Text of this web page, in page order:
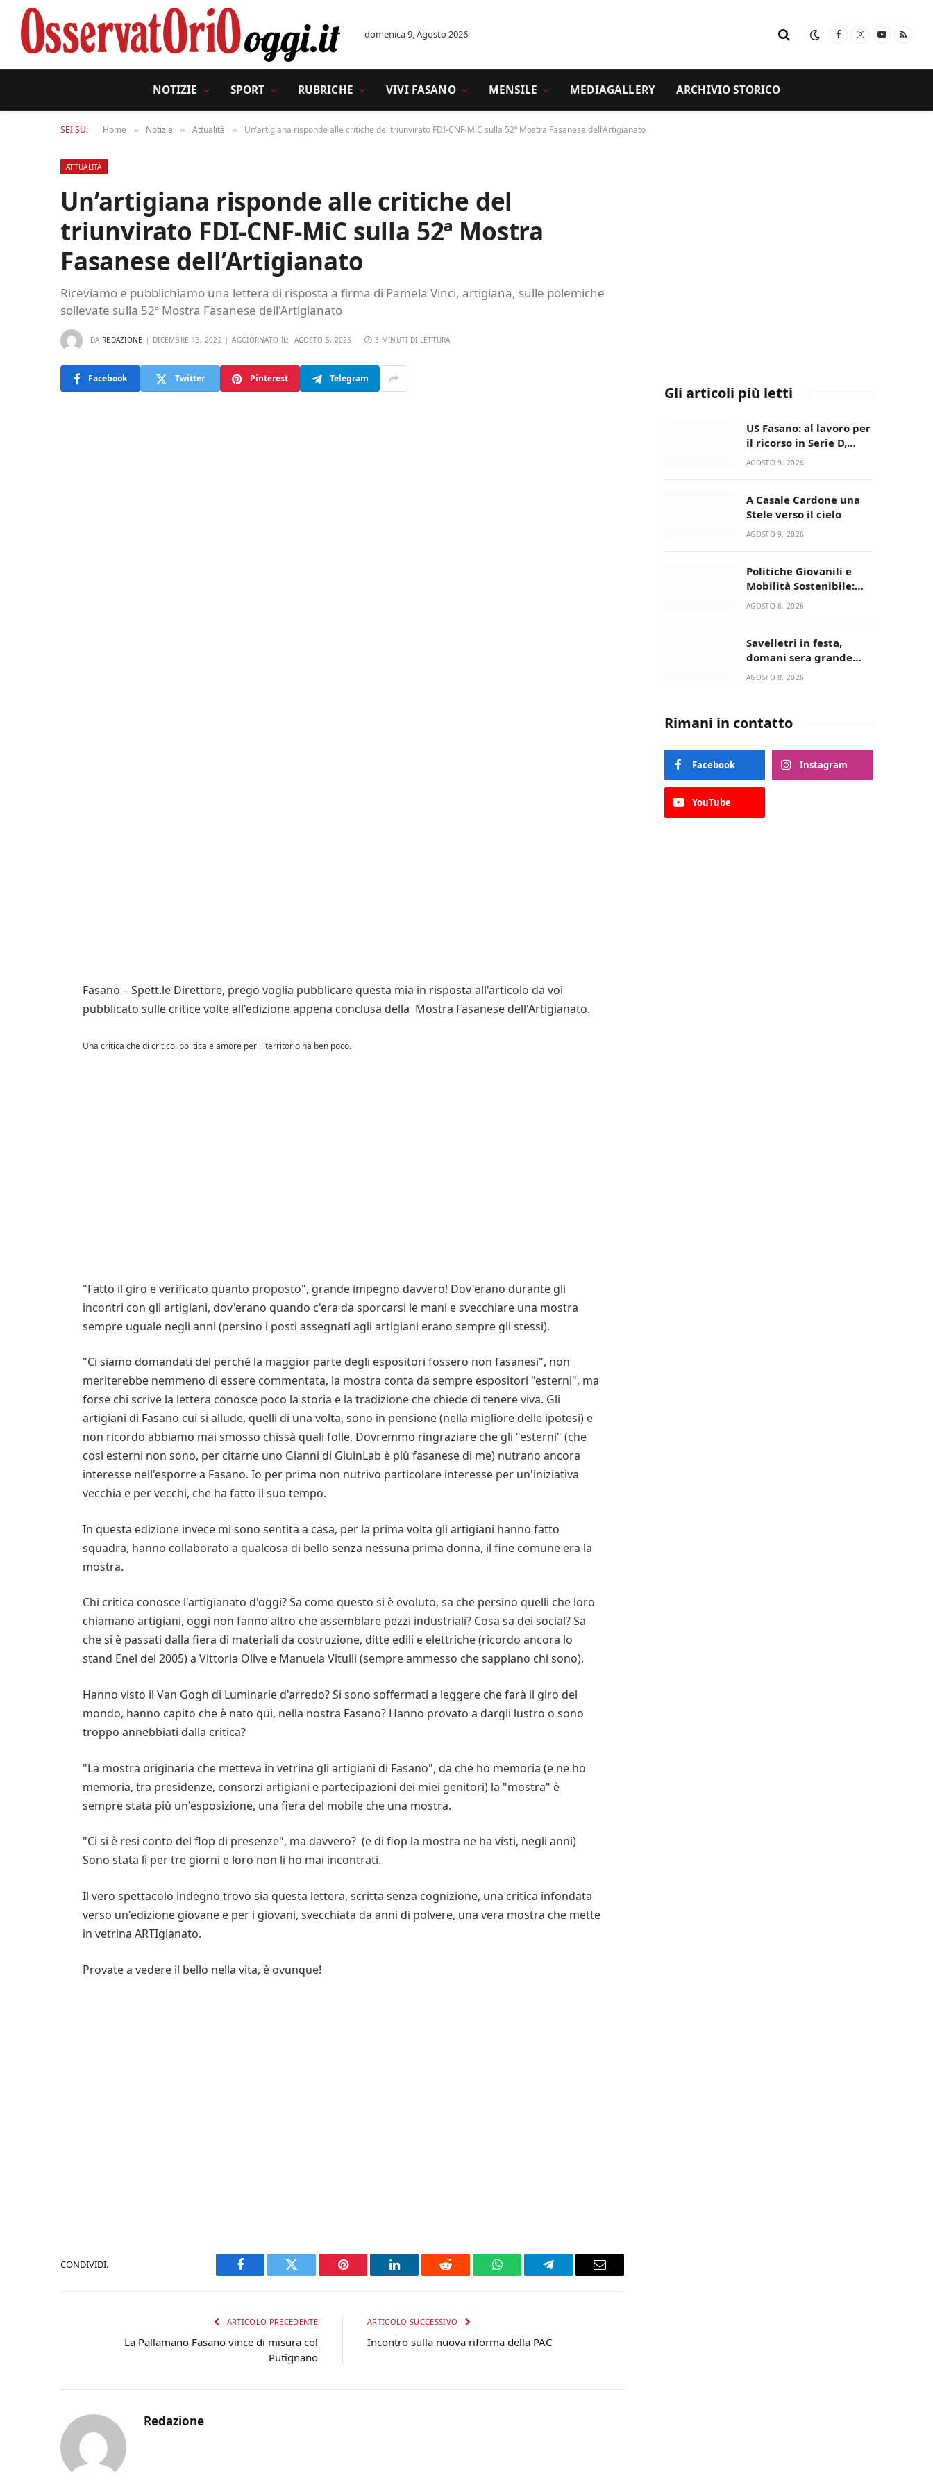
domenica 9, Agosto 2026 FacebookInstagram
YouTube
RSS
NOTIZIE SPORT RUBRICHE VIVI FASANO MENSILE MEDIAGALLERY ARCHIVIO STORICO
SEI SU: Home » Notizie » Attualità » Un’artigiana risponde alle critiche del triunvirato FDI-CNF-MiC sulla 52ª Mostra Fasanese dell’Artigianato
ATTUALITÀ
Un’artigiana risponde alle critiche del
triunvirato FDI-CNF-MiC sulla 52ª Mostra
Fasanese dell’Artigianato
Riceviamo e pubblichiamo una lettera di risposta a firma di Pamela Vinci, artigiana, sulle polemiche
sollevate sulla 52ª Mostra Fasanese dell'Artigianato
DA REDAZIONE DICEMBRE 13, 2022 AGGIORNATO IL: AGOSTO 5, 2025 3 MINUTI DI LETTURA
Facebook Twitter Pinterest Telegram
Fasano – Spett.le Direttore, prego voglia pubblicare questa mia in risposta all'articolo da voi
pubblicato sulle critice volte all'edizione appena conclusa della Mostra Fasanese dell'Artigianato.
Una critica che di critico, politica e amore per il territorio ha ben poco.
"Fatto il giro e verificato quanto proposto", grande impegno davvero! Dov'erano durante gli
incontri con gli artigiani, dov'erano quando c'era da sporcarsi le mani e svecchiare una mostra
sempre uguale negli anni (persino i posti assegnati agli artigiani erano sempre gli stessi).
"Ci siamo domandati del perché la maggior parte degli espositori fossero non fasanesi", non
meriterebbe nemmeno di essere commentata, la mostra conta da sempre espositori "esterni", ma
forse chi scrive la lettera conosce poco la storia e la tradizione che chiede di tenere viva. Gli
artigiani di Fasano cui si allude, quelli di una volta, sono in pensione (nella migliore delle ipotesi) e
non ricordo abbiamo mai smosso chissà quali folle. Dovremmo ringraziare che gli "esterni" (che
così esterni non sono, per citarne uno Gianni di GiuinLab è più fasanese di me) nutrano ancora
interesse nell'esporre a Fasano. Io per prima non nutrivo particolare interesse per un'iniziativa
vecchia e per vecchi, che ha fatto il suo tempo.
In questa edizione invece mi sono sentita a casa, per la prima volta gli artigiani hanno fatto
squadra, hanno collaborato a qualcosa di bello senza nessuna prima donna, il fine comune era la
mostra.
Chi critica conosce l'artigianato d'oggi? Sa come questo si è evoluto, sa che persino quelli che loro
chiamano artigiani, oggi non fanno altro che assemblare pezzi industriali? Cosa sa dei social? Sa
che si è passati dalla fiera di materiali da costruzione, ditte edili e elettriche (ricordo ancora lo
stand Enel del 2005) a Vittoria Olive e Manuela Vitulli (sempre ammesso che sappiano chi sono).
Hanno visto il Van Gogh di Luminarie d'arredo? Si sono soffermati a leggere che farà il giro del
mondo, hanno capito che è nato qui, nella nostra Fasano? Hanno provato a dargli lustro o sono
troppo annebbiati dalla critica?
"La mostra originaria che metteva in vetrina gli artigiani di Fasano", da che ho memoria (e ne ho
memoria, tra presidenze, consorzi artigiani e partecipazioni dei miei genitori) la "mostra" è
sempre stata più un'esposizione, una fiera del mobile che una mostra.
"Ci si è resi conto del flop di presenze", ma davvero? (e di flop la mostra ne ha visti, negli anni)
Sono stata lì per tre giorni e loro non li ho mai incontrati.
Il vero spettacolo indegno trovo sia questa lettera, scritta senza cognizione, una critica infondata
verso un'edizione giovane e per i giovani, svecchiata da anni di polvere, una vera mostra che mette
in vetrina ARTIgianato.
Provate a vedere il bello nella vita, è ovunque!
CONDIVIDI.
Facebook Twitter Pinterest LinkedIn Reddit WhatsAppTelegram Email
ARTICOLO PRECEDENTE
La Pallamano Fasano vince di misura col
Putignano
ARTICOLO SUCCESSIVO
Incontro sulla nuova riforma della PAC
Redazione
Gli articoli più letti
US Fasano: al lavoro per
il ricorso in Serie D,
nessun caso-calciatori
AGOSTO 9, 2026
A Casale Cardone una
Stele verso il cielo
AGOSTO 9, 2026
Politiche Giovanili e
Mobilità Sostenibile:
premiati gli studenti
AGOSTO 8, 2026
Savelletri in festa,
domani sera grande
spettacolo con Uccio De
AGOSTO 8, 2026
Rimani in contatto
Facebook Instagram
YouTube